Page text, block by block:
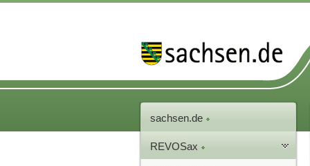
sachsen.de
REVOSax